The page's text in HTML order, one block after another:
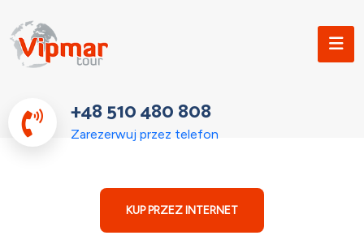
+48 510 480 808
Zarezerwuj przez telefon
KUP PRZEZ INTERNET